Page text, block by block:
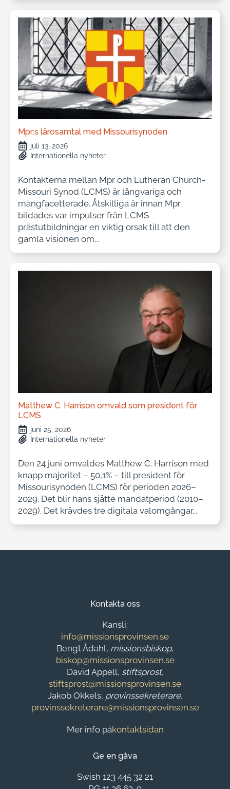
Mpr:s lärosamtal med Missourisynoden
juli 13, 2026
Internationella nyheter
Kontakterna mellan Mpr och Lutheran Church-
Missouri Synod (LCMS) är långvariga och
mångfacetterade. Åtskilliga år innan Mpr
bildades var impulser från LCMS
prästutbildningar en viktig orsak till att den
gamla visionen om...
Matthew C. Harrison omvald som president för
LCMS
juni 25, 2026
Internationella nyheter
Den 24 juni omvaldes Matthew C. Harrison med
knapp majoritet – 50,1% – till president för
Missourisynoden (LCMS) för perioden 2026–
2029. Det blir hans sjätte mandatperiod (2010–
2029). Det krävdes tre digitala valomgångar...
Kontakta oss
Kansli:
info@missionsprovinsen.se
Bengt Ådahl, missionsbiskop,
biskop@missionsprovinsen.se
David Appell, stiftsprost,
stiftsprost@missionsprovinsen.se
Jakob Okkels, provinssekreterare,
provinssekreterare@missionsprovinsen.se
Mer info påkontaktsidan
Ge en gåva
Swish 123 445 32 21